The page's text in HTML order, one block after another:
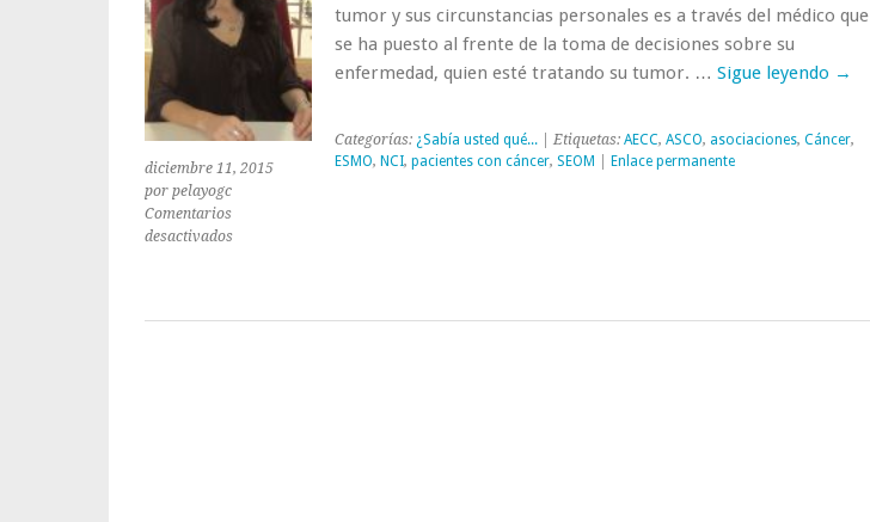
diciembre 11, 2015
por pelayogc
Comentarios
desactivadosen
encontrar
tumor y sus circunstancias personales es a través del médico que
se ha puesto al frente de la toma de decisiones sobre su
enfermedad, quien esté tratando su tumor. … Sigue leyendo →
Categorías: ¿Sabía usted qué...| Etiquetas: AECC, ASCO, asociaciones, Cáncer,
ESMO, NCI, pacientes con cáncer, SEOM Enlace permanente